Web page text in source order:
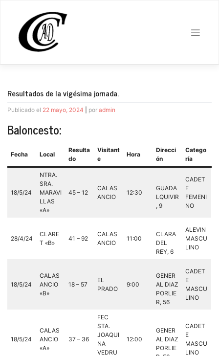
contenido
Resultados de la vigésima jornada.
Publicado el 22 mayo, 2024 por admin
Baloncesto:
Fecha Local
Resulta
do
Visitant
e
Hora
Direcci
ón
Catego
ría
18/5/24
NTRA.
SRA.
MARAVI
LLAS
«A»
45 – 12
CALAS
ANCIO
12:30
GUADA
LQUIVIR
, 9
CADET
E
FEMENI
NO
28/4/24
CLARE
T «B»
41 – 92
CALAS
ANCIO
11:00
CLARA
DEL
REY, 6
ALEVIN
MASCU
LINO
18/5/24
CALAS
ANCIO
«B»
18 – 57
EL
PRADO
9:00
GENER
AL DIAZ
PORLIE
R, 56
CADET
E
MASCU
LINO
18/5/24
CALAS
ANCIO
«A»
37 – 36
FEC
STA.
JOAQUI
NA
VEDRU
12:00
GENER
AL DIAZ
PORLIE
CADET
E
MASCU
LINO